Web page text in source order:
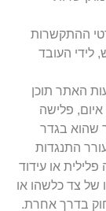
ההתקשרות
לידי העובד
האתר תוכן
פלישה
שהוא בגדר
התנגדות
או עידוד
של צד כלשהו או
בדרך אחרת.